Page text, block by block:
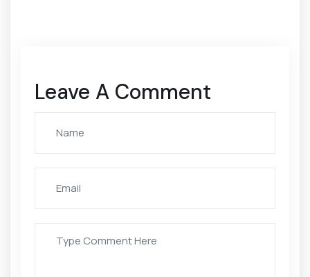
Leave A Comment